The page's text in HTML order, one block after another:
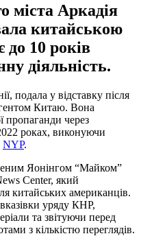
міста Аркадія
китайською
до 10 років
діяльність.
подала у відставку після
Китаю. Вона
пропаганди через
роках, виконуючи
NYP.
Яонінгом “Майком”
Center, який
китайських американців.
уряду КНР,
та звітуючи перед
з кількістю переглядів.